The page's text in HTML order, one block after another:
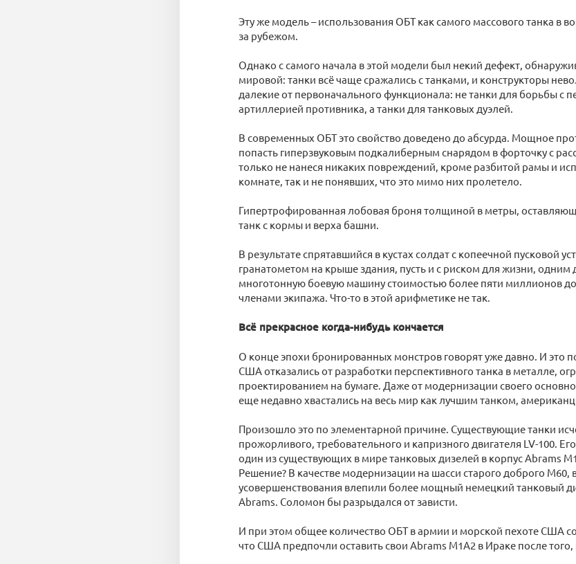
Эту же модель – использования ОБТ как самого массового танка в
за рубежом.
Однако с самого начала в этой модели был некий дефект,
мировой: танки всё чаще сражались с танками, и конструкторы
далекие от первоначального функционала: не танки для борьбы с
артиллерией противника, а танки для танковых дуэлей.
В современных ОБТ это свойство доведено до абсурда. Мощное
попасть гиперзвуковым подкалиберным снарядом в форточку с
только не нанеся никаких повреждений, кроме разбитой рамы и
комнате, так и не понявших, что это мимо них пролетело.
Гипертрофированная лобовая броня толщиной в метры,
танк с кормы и верха башни.
В результате спрятавшийся в кустах солдат с копеечной пусковой
гранатометом на крыше здания, пусть и с риском для жизни, одним
многотонную боевую машину стоимостью более пяти миллионов
членами экипажа. Что-то в этой арифметике не так.
Всё прекрасное когда-нибудь кончается
О конце эпохи бронированных монстров говорят уже давно. И это
США отказались от разработки перспективного танка в металле,
проектированием на бумаге. Даже от модернизации своего
еще недавно хвастались на весь мир как лучшим танком,
Произошло это по элементарной причине. Существующие танки
прожорливого, требовательного и капризного двигателя LV-100.
один из существующих в мире танковых дизелей в корпус Abrams
Решение? В качестве модернизации на шасси старого доброго M60,
усовершенствования влепили более мощный немецкий танковый
Abrams. Соломон бы разрыдался от зависти.
И при этом общее количество ОБТ в армии и морской пехоте США
что США предпочли оставить свои Abrams M1A2 в Ираке после того,